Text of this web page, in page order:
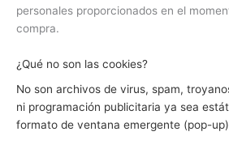
personales proporcionados en el
compra.
¿Qué no son las cookies?
No son archivos de virus, spam,
ni programación publicitaria ya sea
formato de ventana emergente (pop-